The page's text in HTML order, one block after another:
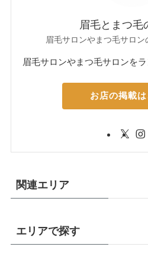
眉毛とまつ毛
眉毛サロンやまつ毛サロン
眉毛サロンやまつ毛サロンを
お店の掲載
関連エリア
エリアで探す